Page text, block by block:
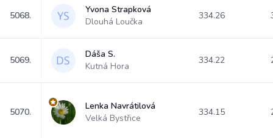
5068.
Yvona Strapková
Dlouhá Loučka
334.26
5069.
Dáša S.
Kutná Hora
334.22
5070.
Lenka Navrátilová
Velká Bystřice
334.15